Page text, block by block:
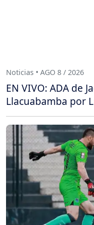
Noticias • AGO 8 / 2026
EN VIVO: ADA de
Llacuabamba por